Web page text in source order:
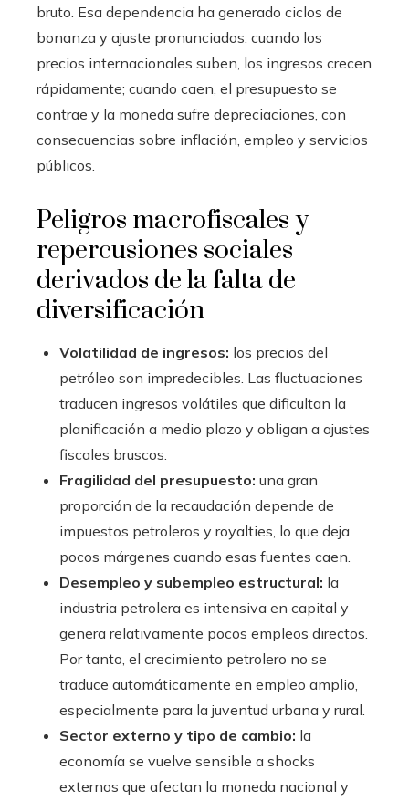
bruto. Esa dependencia ha generado ciclos de
bonanza y ajuste pronunciados: cuando los
precios internacionales suben, los ingresos crecen
rápidamente; cuando caen, el presupuesto se
contrae y la moneda sufre depreciaciones, con
consecuencias sobre inflación, empleo y servicios
públicos.
Peligros macrofiscales y
repercusiones sociales
derivados de la falta de
diversificación
Volatilidad de ingresos: los precios del
petróleo son impredecibles. Las fluctuaciones
traducen ingresos volátiles que dificultan la
planificación a medio plazo y obligan a ajustes
fiscales bruscos.
Fragilidad del presupuesto: una gran
proporción de la recaudación depende de
impuestos petroleros y royalties, lo que deja
pocos márgenes cuando esas fuentes caen.
Desempleo y subempleo estructural: la
industria petrolera es intensiva en capital y
genera relativamente pocos empleos directos.
Por tanto, el crecimiento petrolero no se
traduce automáticamente en empleo amplio,
especialmente para la juventud urbana y rural.
Sector externo y tipo de cambio: la
economía se vuelve sensible a shocks
externos que afectan la moneda nacional y